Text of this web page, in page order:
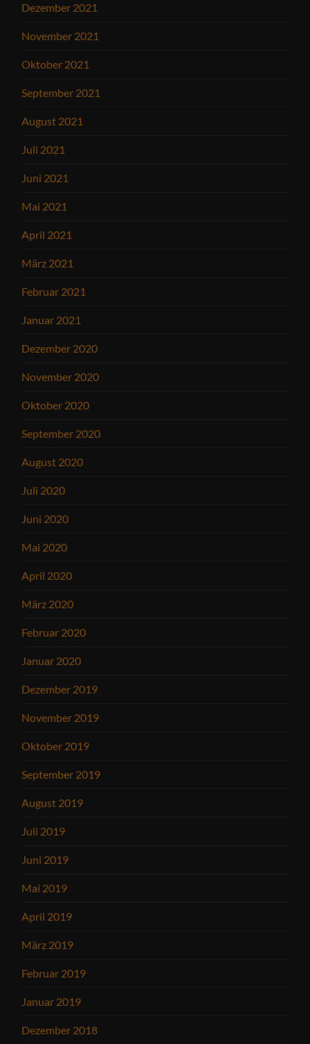
Dezember 2021
November 2021
Oktober 2021
September 2021
August 2021
Juli 2021
Juni 2021
Mai 2021
April 2021
März 2021
Februar 2021
Januar 2021
Dezember 2020
November 2020
Oktober 2020
September 2020
August 2020
Juli 2020
Juni 2020
Mai 2020
April 2020
März 2020
Februar 2020
Januar 2020
Dezember 2019
November 2019
Oktober 2019
September 2019
August 2019
Juli 2019
Juni 2019
Mai 2019
April 2019
März 2019
Februar 2019
Januar 2019
Dezember 2018